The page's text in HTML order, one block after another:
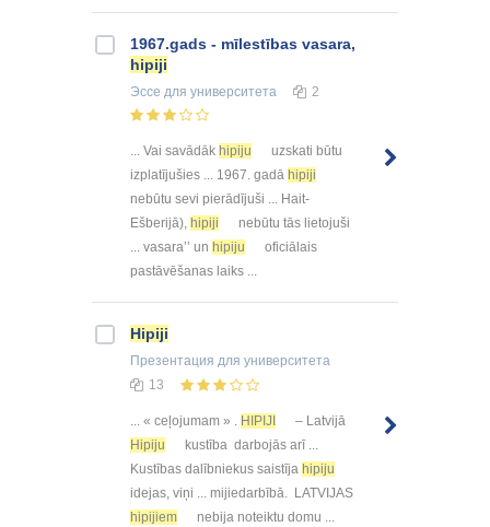
1967.gads - mīlestības vasara,
hipiji
Эссе для университета 2
... Vai savādāk hipiju
uzskati būtu
izplatījušies ... 1967. gadā hipiji
nebūtu sevi pierādījuši ... Hait-
Ešberijā), hipiji
nebūtu tās lietojuši
... vasara’’ un hipiju
oficiālais
pastāvēšanas laiks ...
Hipiji
Презентация для университета
13
... « ceļojumam » . HIPIJI
– Latvijā
Hipiju
kustība darbojās arī ...
Kustības dalībniekus saistīja hipiju
idejas, viņi ... mijiedarbībā. LATVIJAS
hipijiem
nebija noteiktu domu ...